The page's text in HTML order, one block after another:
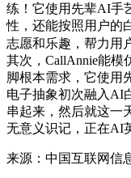
练！它使用先辈AI手
性，还能按照用户的
志愿和乐趣，帮力用
其次，CallAnnie能
脚根本需求，它使用
电子抽象初次融入AI
串起来，然后就这一
无意义识记，正在AI
来源：中国互联网信